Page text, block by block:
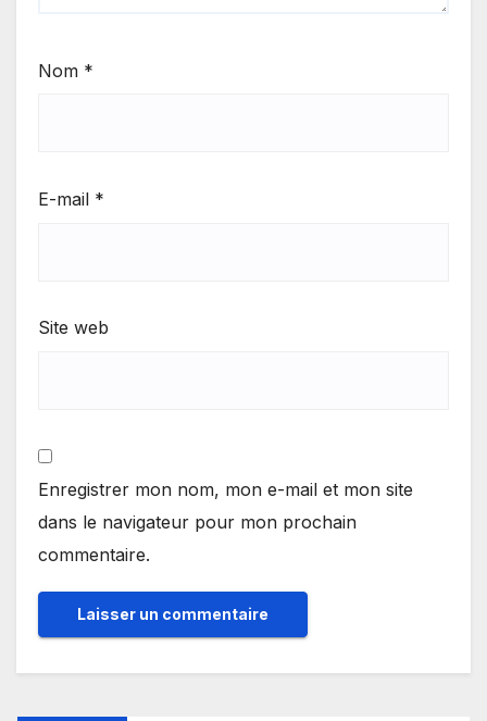
Nom *
E-mail *
Site web
Enregistrer mon nom, mon e-mail et mon site
dans le navigateur pour mon prochain
commentaire.